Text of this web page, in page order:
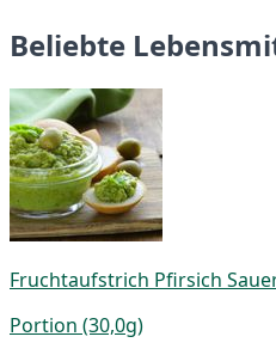
Beliebte
Fruchtaufstrich Pfirsich
Portion (30,0g)